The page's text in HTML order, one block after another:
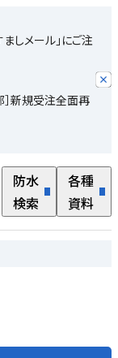
しメール」にご注
］新規受注全面再
防水
検索
各種
資料